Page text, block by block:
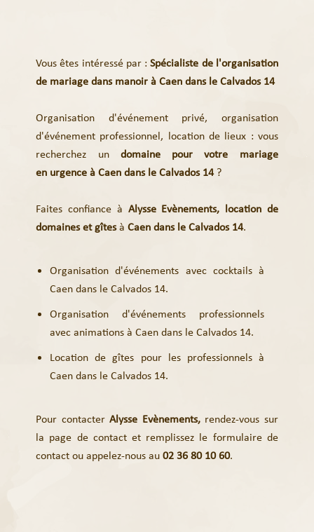
Vous êtes intéressé par :Spécialiste de l'organisation
de mariage dans manoir à Caen dans le Calvados 14
Organisation d'événement privé, organisation
d'événement professionnel, location de lieux : vous
recherchez un domaine pour votre mariage
en urgence à Caen dans le Calvados 14?
Faites confiance à Alysse Evènements, location de
domaines et gîtesàCaen dans le Calvados 14.
Organisation d'événements avec cocktails à
Caen dans le Calvados 14.
Organisation d'événements professionnels
avec animations à Caen dans le Calvados 14.
Location de gîtes pour les professionnels à
Caen dans le Calvados 14.
Pour contacterAlysse Evènements, rendez-vous sur
la page de contact et remplissez le formulaire de
contactou appelez-nous au02 36 80 10 60.